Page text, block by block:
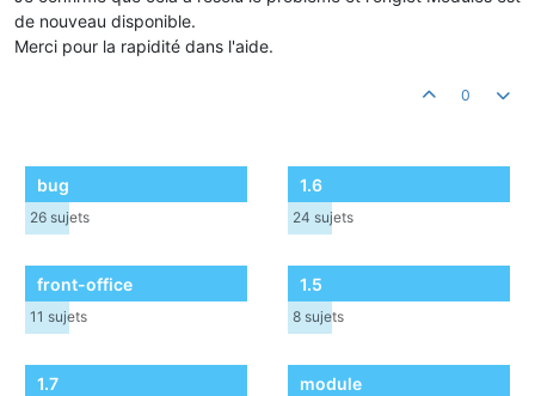
de nouveau disponible.
Merci pour la rapidité dans l'aide.
0
bug
26 sujets
1.6
24 sujets
front-office
11 sujets
1.5
8 sujets
1.7 module